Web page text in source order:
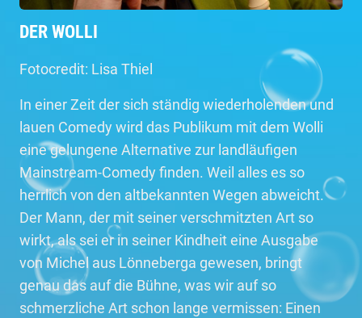
DER WOLLI
Fotocredit: Lisa Thiel
In einer Zeit der sich ständig wiederholenden und
lauen Comedy wird das Publikum mit dem Wolli
eine gelungene Alternative zur landläufigen
Mainstream-Comedy finden. Weil alles es so
herrlich von den altbekannten Wegen abweicht.
Der Mann, der mit seiner verschmitzten Art so
wirkt, als sei er in seiner Kindheit eine Ausgabe
von Michel aus Lönneberga gewesen, bringt
genau das auf die Bühne, was wir auf so
schmerzliche Art schon lange vermissen: Einen